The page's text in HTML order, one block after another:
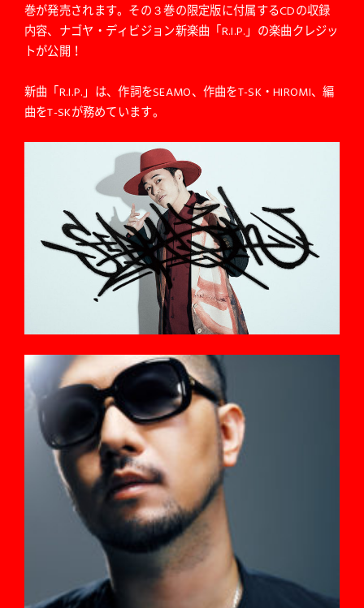
巻が発売されます。その３巻の限定版に付属するCDの収録
内容、ナゴヤ・ディビジョン新楽曲「R.I.P.」の楽曲クレジッ
トが公開！
新曲「R.I.P.」は、作詞をSEAMO、作曲をT-SK・HIROMI、編
曲をT-SKが務めています。